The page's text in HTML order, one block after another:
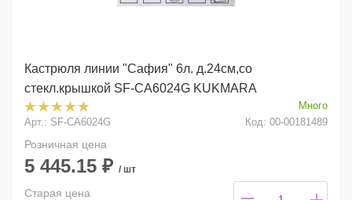
Кастрюля линии "Сафия" 6л. д.24см,со
стекл.крышкой SF-CA6024G KUKMARA
Много
Арт.: SF-CA6024G
Код: 00-00181489
Розничная цена
5 445.15 ₽ / шт
Старая цена